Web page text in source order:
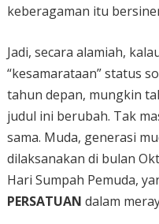
keberagaman itu
Jadi, secara alamiah,
“kesamarataan” status
tahun depan, mungkin
judul ini berubah. Tak
sama. Muda, generasi
dilaksanakan di bulan
Hari Sumpah Pemuda,
PERSATUAN dalam